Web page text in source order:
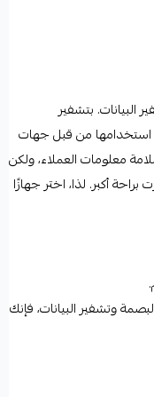
البيانات. بتشفير
استخدامها من قبل جهات
معلومات العملاء، ولكن
أكبر. لذا، اختر جهازًا
وتشفير البيانات، فإنك